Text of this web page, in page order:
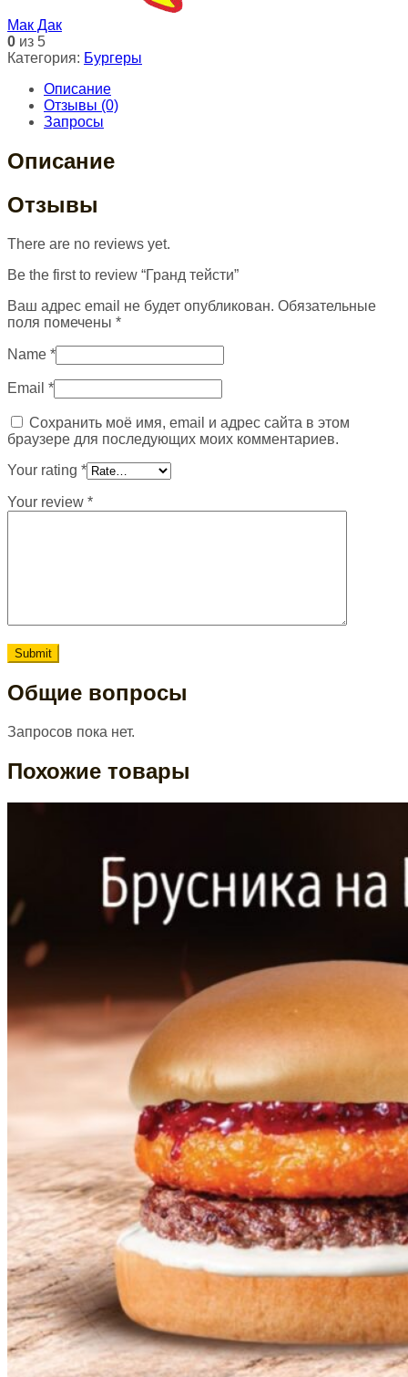
Мак Дак
0 из 5
Категория: Бургеры
Описание
Отзывы (0)
Запросы
Описание
Отзывы
There are no reviews yet.
Be the first to review “Гранд тейсти”
Ваш адрес email не будет опубликован. Обязательные
поля помечены *
Name *
Email *
Сохранить моё имя, email и адрес сайта в этом
браузере для последующих моих комментариев.
Your rating *
Your review *
Общие вопросы
Запросов пока нет.
Похожие товары